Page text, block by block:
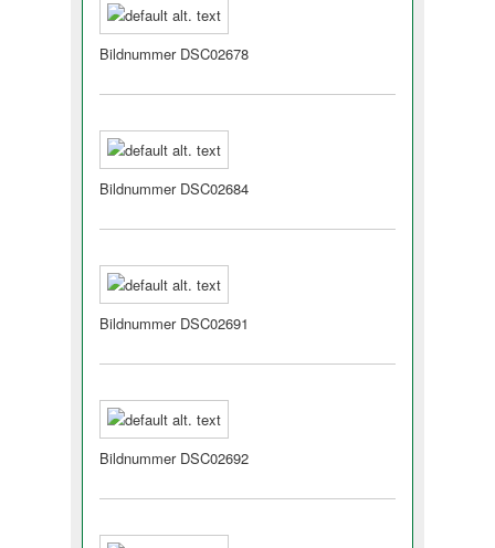
Bildnummer DSC02678
Bildnummer DSC02684
Bildnummer DSC02691
Bildnummer DSC02692